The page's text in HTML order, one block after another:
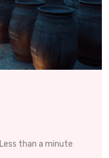
Less than a minute